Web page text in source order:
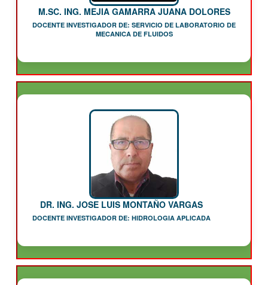
M.SC. ING. MEJIA GAMARRA JUANA DOLORES
DOCENTE INVESTIGADOR DE: SERVICIO DE LABORATORIO DE
MECANICA DE FLUIDOS
DR. ING. JOSE LUIS MONTAÑO VARGAS
DOCENTE INVESTIGADOR DE: HIDROLOGIA APLICADA